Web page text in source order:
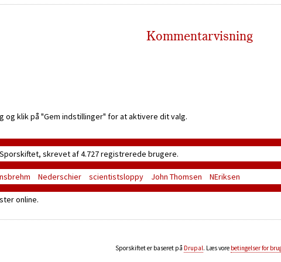
Kommentarvisning
klik på "Gem indstillinger" for at aktivere dit valg.
skrevet af 4.727 registrerede brugere.
Nederschier scientistsloppy John Thomsen NEriksen
online.
Sporskiftet er baseret på Drupal. Læs vore betingelser for